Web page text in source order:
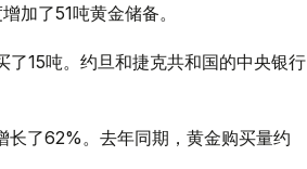
加了51吨黄金储备。
15吨。约旦和捷克共和国的中央银行
了62%。去年同期，黄金购买量约